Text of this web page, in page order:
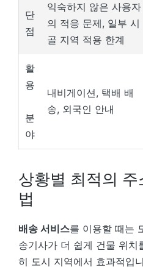
단
점
익숙하지 않은 사용자
의 적응 문제, 일부 시
골 지역 적용 한계
활
용
분
야
내비게이션, 택배 배
송, 외국인 안내
상황별 최적의
법
배송 서비스를 이용할 때는
송기사가 더 쉽게 건물 위치
히 도시 지역에서 효과적입